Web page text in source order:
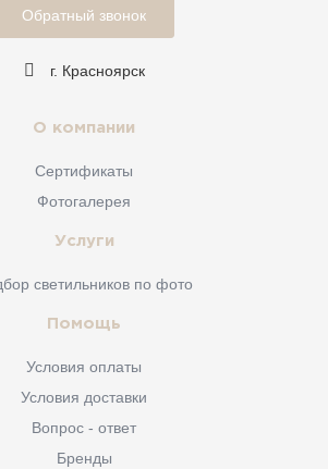
Обратный звонок
г. Красноярск
О компании
Сертификаты
Фотогалерея
Услуги
светильников по фото
Помощь
Условия оплаты
Условия доставки
Вопрос - ответ
Бренды